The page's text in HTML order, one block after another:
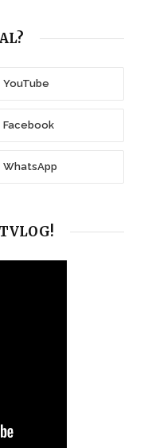
YouTube
Facebook
WhatsApp